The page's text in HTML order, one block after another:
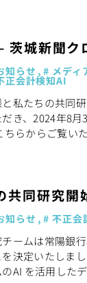
茨城新聞
知らせ メディ
正会計検知AI
私たちの共同
き、2024年8月
ちらからご覧い
共同研究開
知らせ 不正会
ームは常陽銀
決定いたしま
AI を活用した